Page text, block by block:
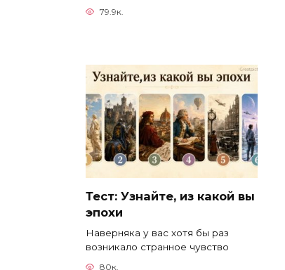
79.9к.
Тест: Узнайте, из какой вы
эпохи
Наверняка у вас хотя бы раз
возникало странное чувство
80к.